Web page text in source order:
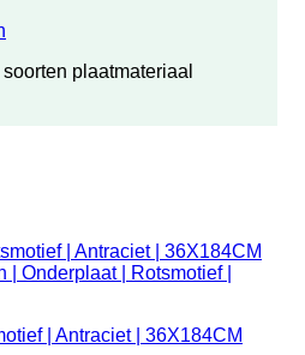
plaatmateriaal
| Antraciet | 36X184CM